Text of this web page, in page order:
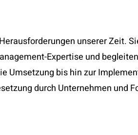
unserer Zeit.
Expertise und
Umsetzung bis hin zur
durch Unternehmen und